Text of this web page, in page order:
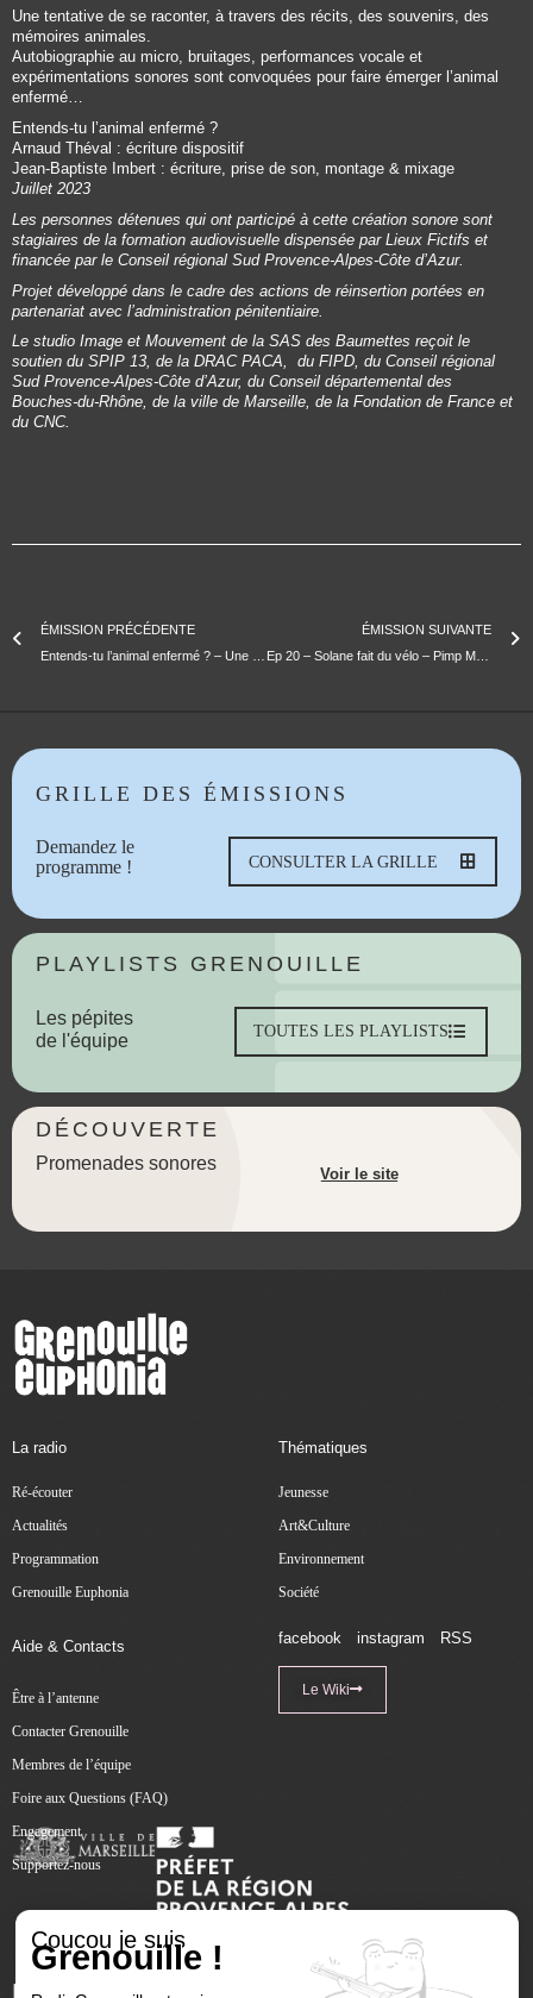
Une tentative de se raconter, à travers des récits, des souvenirs, des
mémoires animales.
Autobiographie au micro, bruitages, performances vocale et
expérimentations sonores sont convoquées pour faire émerger l’animal
enfermé…
Entends-tu l’animal enfermé ?
Arnaud Théval : écriture dispositif
Jean-Baptiste Imbert : écriture, prise de son, montage & mixage
Juillet 2023
Les personnes détenues qui ont participé à cette création sonore sont
stagiaires de la formation audiovisuelle dispensée par Lieux Fictifs et
financée par le Conseil régional Sud Provence-Alpes-Côte d’Azur.
Projet développé dans le cadre des actions de réinsertion portées en
partenariat avec l’administration pénitentiaire.
Le studio Image et Mouvement de la SAS des Baumettes reçoit le
soutien du SPIP 13, de la DRAC PACA, du FIPD, du Conseil régional
Sud Provence-Alpes-Côte d’Azur, du Conseil départemental des
Bouches-du-Rhône, de la ville de Marseille, de la Fondation de France et
du CNC.
ÉMISSION PRÉCÉDENTE
ÉMISSION SUIVANTE
Ep 20 – Solane fait du vélo – Pimp My Frog
GRILLE DES ÉMISSIONS
Demandez le
programme !
CONSULTER LA GRILLE
PLAYLISTS GRENOUILLE
Les pépites
de l'équipe
TOUTES LES PLAYLISTS
DÉCOUVERTE
Promenades sonores
Voir le site
La radio
Ré-écouter
Actualités
Programmation
Grenouille Euphonia
Thématiques
Jeunesse
Art&Culture
Environnement
Société
Aide & Contacts
Être à l’antenne
Contacter Grenouille
Membres de l’équipe
Foire aux Questions (FAQ)
Engagement
Supportez-nous
facebook instagram RSS
Le Wiki
Coucou je suis
Grenouille !